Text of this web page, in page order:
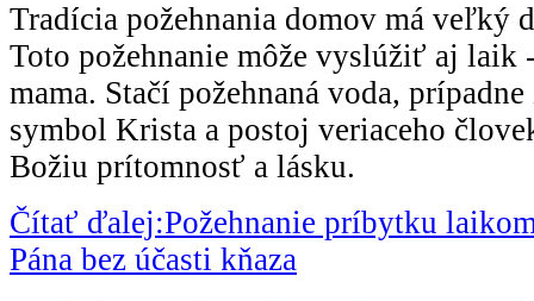
Tradícia požehnania domov má veľký
Toto požehnanie môže vyslúžiť aj laik
mama. Stačí požehnaná voda,
symbol Krista a postoj veriaceho
Božiu prítomnosť a lásku.
Čítať ďalej:Požehnanie príbytku
Pána bez účasti kňaza